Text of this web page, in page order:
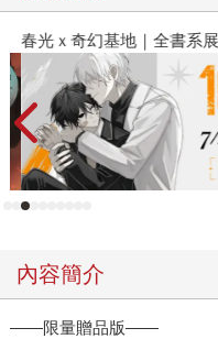
春光ｘ奇幻基地｜全書系展
內容簡介
——限量贈品版——